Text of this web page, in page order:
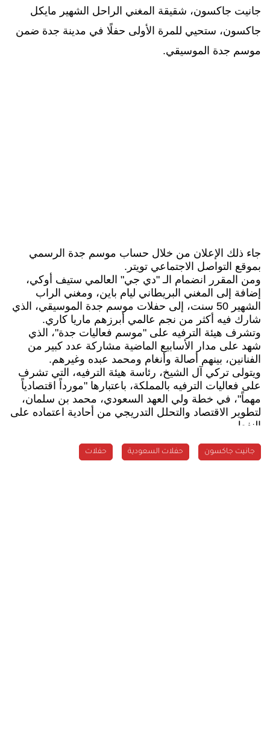
جانيت جاكسون، شقيقة المغني الراحل الشهير مايكل
جاكسون، ستحيي للمرة الأولى حفلًا في مدينة جدة ضمن
موسم جدة الموسيقي.
جاء ذلك الإعلان من خلال حساب موسم جدة الرسمي
بموقع التواصل الاجتماعي تويتر.
ومن المقرر انضمام الـ "دي جي" العالمي ستيف أوكي،
إضافة إلى المغني البريطاني ليام باين، ومغني الراب
الشهير 50 سنت، إلى حفلات موسم جدة الموسيقي، الذي
شارك فيه أكثر من نجم عالمي أبرزهم ماريا كاري.
وتشرف هيئة الترفيه على "موسم فعاليات جدة"، الذي
شهد على مدار الأسابيع الماضية مشاركة عدد كبير من
الفنانين، بينهم أصالة وأنغام ومحمد عبده وغيرهم.
ويتولى تركي آل الشيخ، رئاسة هيئة الترفيه، التي تشرف
على فعاليات الترفيه بالمملكة، باعتبارها "مورداً اقتصادياً
مهماً"، في خطة ولي العهد السعودي، محمد بن سلمان،
لتطوير الاقتصاد والتحلل التدريجي من أحادية اعتماده على
النفط.
جانيت جاكسون حفلات السعودية حفلات